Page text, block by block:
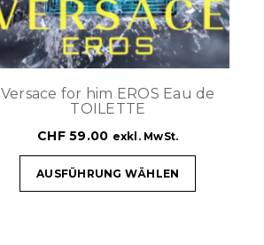
Versace for him EROS Eau de
TOILETTE
CHF59.00 exkl. MwSt.
AUSFÜHRUNG WÄHLEN